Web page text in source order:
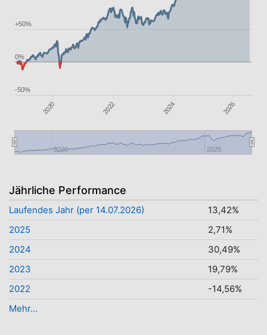
2020 2022 2024 2026
2020 2025
-50%
0%
+50%
Jährliche Performance
Laufendes Jahr (per 14.07.2026)
13,42%
2025
2,71%
2024
30,49%
2023
19,79%
2022
-14,56%
Mehr...